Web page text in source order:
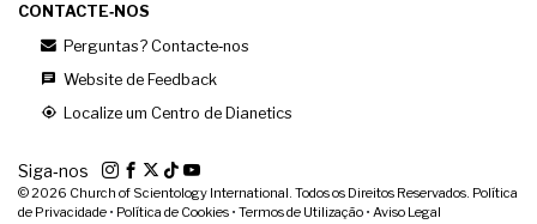
CONTACTE‑NOS
Perguntas? Contacte‑nos
Website de Feedback
Localize um Centro de Dianetics
Siga‑nos
© 2026 Church of Scientology International. Todos os Direitos Reservados. Política
de Privacidade • Política de Cookies • Termos de Utilização • Aviso Legal